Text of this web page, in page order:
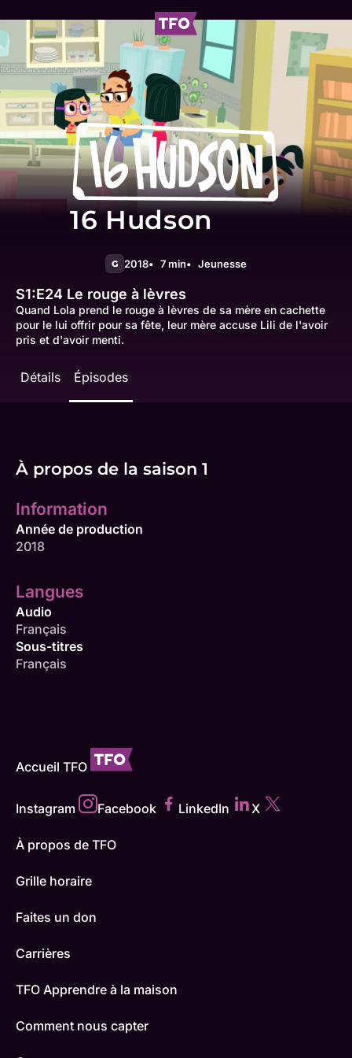
16 Hudson
G 2018 7 min Jeunesse
S1:E24 Le rouge à lèvres
Quand Lola prend le rouge à lèvres de sa mère en cachette
pour le lui offrir pour sa fête, leur mère accuse Lili de l'avoir
pris et d'avoir menti.
Détails Épisodes
À propos de la saison 1
Information
Année de production
2018
Langues
Audio
Français
Sous-titres
Français
Accueil TFO
Instagram Facebook LinkedIn X
À propos de TFO
Grille horaire
Faites un don
Carrières
TFO Apprendre à la maison
Comment nous capter